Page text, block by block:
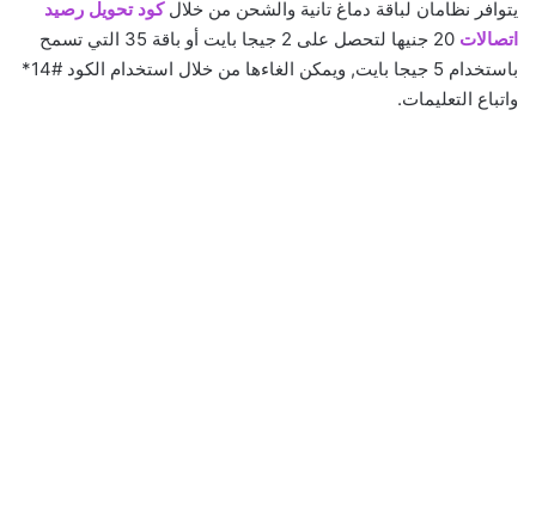
يتوافر نظامان لباقة دماغ تانية والشحن من خلالكود تحويل رصيد
اتصالات
20 جنيها لتحصل على 2 جيجا بايت أو باقة 35 التي تسمح
باستخدام 5 جيجا بايت, ويمكن الغاءها من خلال استخدام الكود #14*
واتباع التعليمات.